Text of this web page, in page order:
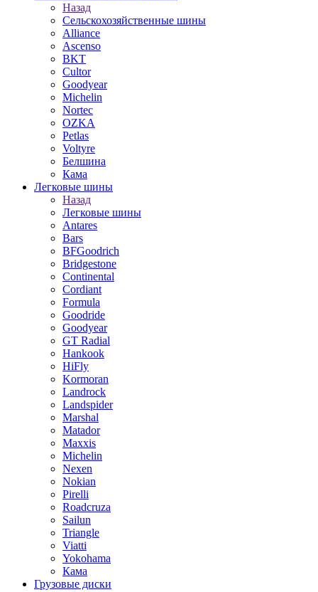
Назад
Сельскохозяйственные шины
Alliance
Ascenso
BKT
Cultor
Goodyear
Michelin
Nortec
OZKA
Petlas
Voltyre
Белшина
Кама
Легковые шины
Назад
Легковые шины
Antares
Bars
BFGoodrich
Bridgestone
Continental
Cordiant
Formula
Goodride
Goodyear
GT Radial
Hankook
HiFly
Kormoran
Landrock
Landspider
Marshal
Matador
Maxxis
Michelin
Nexen
Nokian
Pirelli
Roadcruza
Sailun
Triangle
Viatti
Yokohama
Кама
Грузовые диски